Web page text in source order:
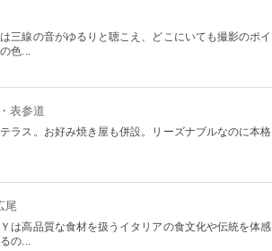
三線の音がゆるりと聴こえ、どこにいても撮影のポイ
色...
表参道
ラス。お好み焼き屋も併設。リーズナブルなのに本格
尾
は高品質な食材を扱うイタリアの食文化や伝統を体感
の...